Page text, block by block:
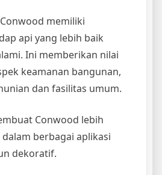
memiliki
api yang lebih baik
Ini memberikan nilai
keamanan bangunan,
dan fasilitas umum.
Conwood lebih
berbagai aplikasi
dekoratif.